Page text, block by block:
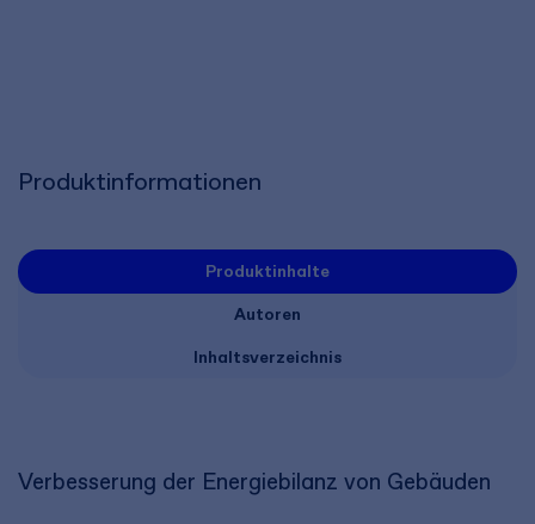
Produktinformationen
Produktinhalte
Autoren
Inhaltsverzeichnis
Verbesserung der Energiebilanz von Gebäuden